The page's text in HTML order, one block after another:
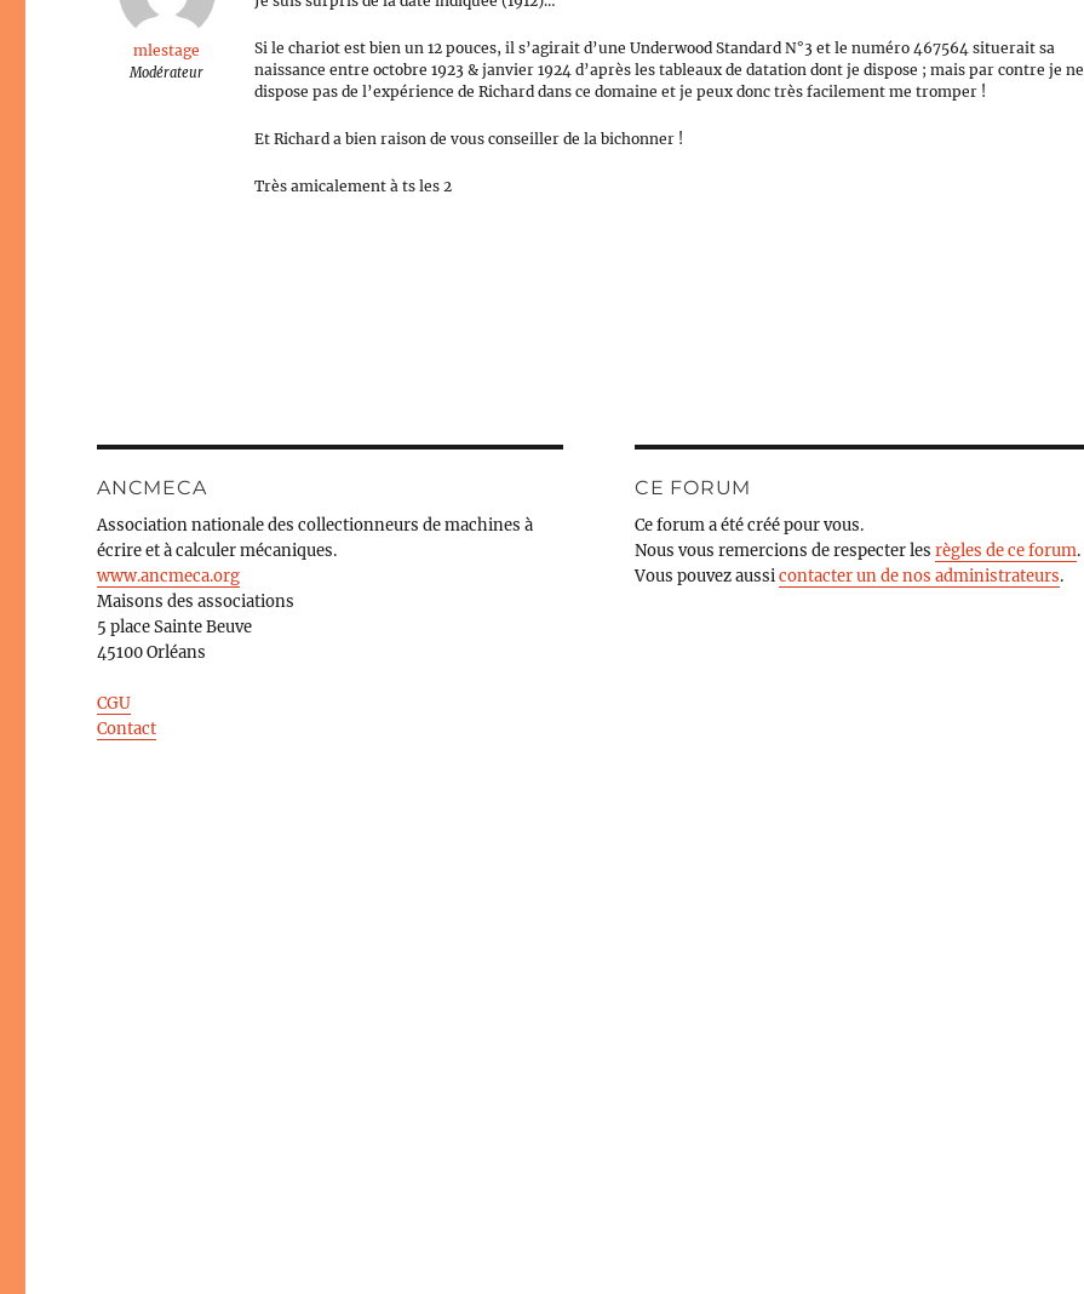
mlestage
Modérateur
Si le chariot est bien un 12 pouces, il s’agirait d’une Underwood Standard N°3 et le numéro 467564 situerait sa
naissance entre octobre 1923 & janvier 1924 d’après les tableaux de datation dont je dispose ; mais par contre je ne
dispose pas de l’expérience de Richard dans ce domaine et je peux donc très facilement me tromper !
Et Richard a bien raison de vous conseiller de la bichonner !
Très amicalement à ts les 2
ANCMECA
Association nationale des collectionneurs de machines à
écrire et à calculer mécaniques.
www.ancmeca.org
Maisons des associations
5 place Sainte Beuve
45100 Orléans
CGU
Contact
CE FORUM
Ce forum a été créé pour vous.
Nous vous remercions de respecter lesrègles de ce forum.
Vous pouvez aussicontacter un de nos administrateurs.